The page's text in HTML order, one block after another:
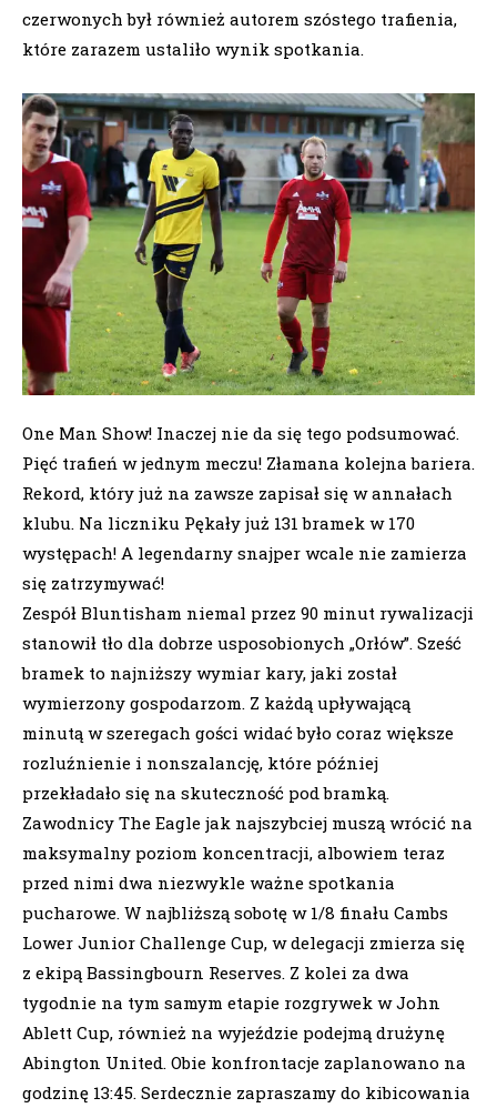
czerwonych był również autorem szóstego trafienia,
które zarazem ustaliło wynik spotkania.
One Man Show! Inaczej nie da się tego podsumować.
Pięć trafień w jednym meczu! Złamana kolejna bariera.
Rekord, który już na zawsze zapisał się w annałach
klubu. Na liczniku Pękały już 131 bramek w 170
występach! A legendarny snajper wcale nie zamierza
się zatrzymywać!
Zespół Bluntisham niemal przez 90 minut rywalizacji
stanowił tło dla dobrze usposobionych „Orłów”. Sześć
bramek to najniższy wymiar kary, jaki został
wymierzony gospodarzom. Z każdą upływającą
minutą w szeregach gości widać było coraz większe
rozluźnienie i nonszalancję, które później
przekładało się na skuteczność pod bramką.
Zawodnicy The Eagle jak najszybciej muszą wrócić na
maksymalny poziom koncentracji, albowiem teraz
przed nimi dwa niezwykle ważne spotkania
pucharowe. W najbliższą sobotę w 1/8 finału Cambs
Lower Junior Challenge Cup, w delegacji zmierza się
z ekipą Bassingbourn Reserves. Z kolei za dwa
tygodnie na tym samym etapie rozgrywek w John
Ablett Cup, również na wyjeździe podejmą drużynę
Abington United. Obie konfrontacje zaplanowano na
godzinę 13:45. Serdecznie zapraszamy do kibicowania